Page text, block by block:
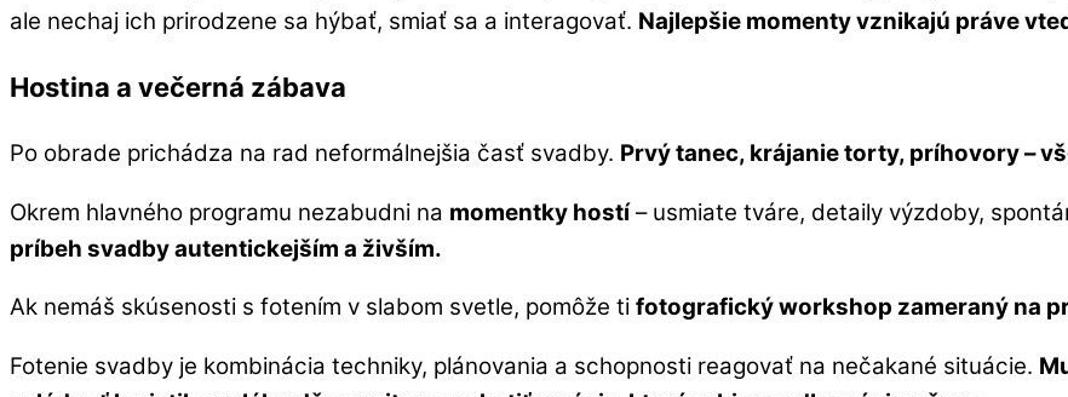
ale nechaj ich prirodzene sa hýbať, smiať sa a interagovať. Najlepšie momenty vznikajú práve
Hostina a večerná zábava
Po obrade prichádza na rad neformálnejšia časť svadby. Prvý tanec, krájanie torty, príhovory –
Okrem hlavného programu nezabudni na momentky hostí– usmiate tváre, detaily výzdoby,
príbeh svadby autentickejším a živším.
Ak nemáš skúsenosti s fotením v slabom svetle, pomôže ti fotografický workshop zameraný na
Fotenie svadby je kombinácia techniky, plánovania a schopnosti reagovať na nečakané situácie.